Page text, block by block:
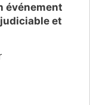
événement
et